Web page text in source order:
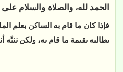
الحمد لله، والصلاة والسلام
فإذا كان ما قام به الساكن بعلم
يطالبه بقيمة ما قام به، ولكن ننبِّه